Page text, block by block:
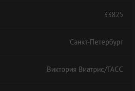
33825
Санкт-Петербург
Виктория Виатрис/ТАСС